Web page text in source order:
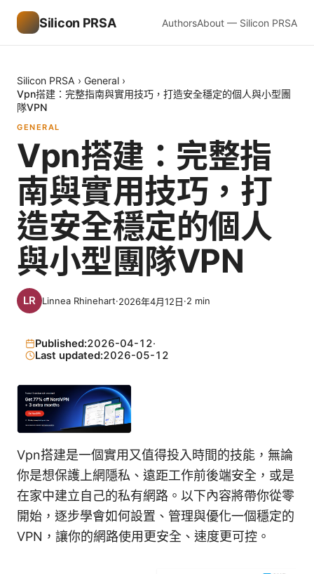
Silicon PRSA AuthorsAbout — Silicon PRSA
Silicon PRSA › General ›
Vpn搭建：完整指南與實用技巧，打造安全穩定的個人與小型團
隊VPN
GENERAL
Vpn搭建：完整指
南與實用技巧，打
造安全穩定的個人
與小型團隊VPN
Linnea Rhinehart·2026年4月12日·2 min
Published:2026-04-12·
Last updated:2026-05-12
Vpn搭建是一個實用又值得投入時間的技能，無論
你是想保護上網隱私、遠距工作前後端安全，或是
在家中建立自己的私有網路。以下內容將帶你從零
開始，逐步學會如何設置、管理與優化一個穩定的
VPN，讓你的網路使用更安全、速度更可控。